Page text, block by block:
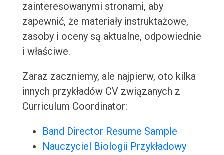
zainteresowanymi stronami, aby
zapewnić, że materiały instruktażowe,
zasoby i oceny są aktualne, odpowiednie
i właściwe.
Zaraz zaczniemy, ale najpierw, oto kilka
innych przykładów CV związanych z
Curriculum Coordinator:
Band Director Resume Sample
Nauczyciel Biologii Przykładowy